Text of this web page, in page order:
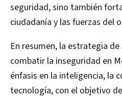
seguridad, sino también
ciudadanía y las fuerzas del
En resumen, la estrategia de
combatir la inseguridad en
énfasis en la inteligencia, la
tecnología, con el objetivo